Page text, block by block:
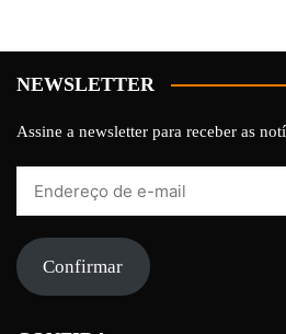
NEWSLETTER
Assine a newsletter para receber as
mail Confirmar